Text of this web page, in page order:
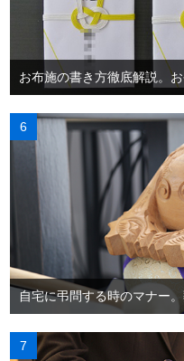
お布施の書き方徹底解説。
自宅に弔問する時のマナー